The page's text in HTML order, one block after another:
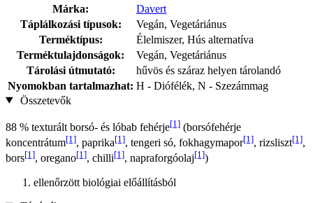
Márka:
Davert
Táplálkozási típusok:
Vegán, Vegetáriánus
Terméktípus:
Élelmiszer, Hús alternatíva
Terméktulajdonságok:
Vegán, Vegetáriánus
Tárolási útmutató:
hűvös és száraz helyen tárolandó
Nyomokban tartalmazhat: H - Diófélék, N - Szezámmag
Összetevők
88 % texturált borsó- és lóbab fehérje[1] (borsófehérje
koncentrátum[1], paprika[1], tengeri só, fokhagymapor[1], rizsliszt[1],
bors[1], oregano[1], chilli[1], napraforgóolaj[1])
ellenőrzött biológiai előállításból